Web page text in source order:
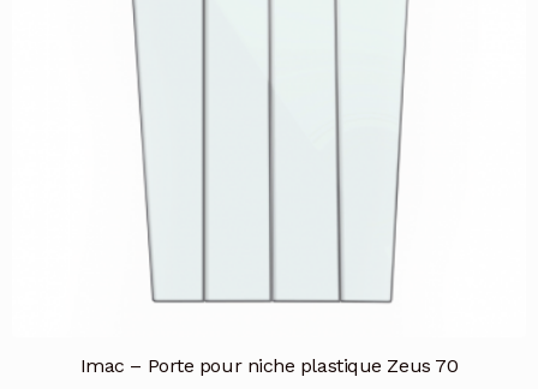
Imac – Porte pour niche plastique Zeus 70